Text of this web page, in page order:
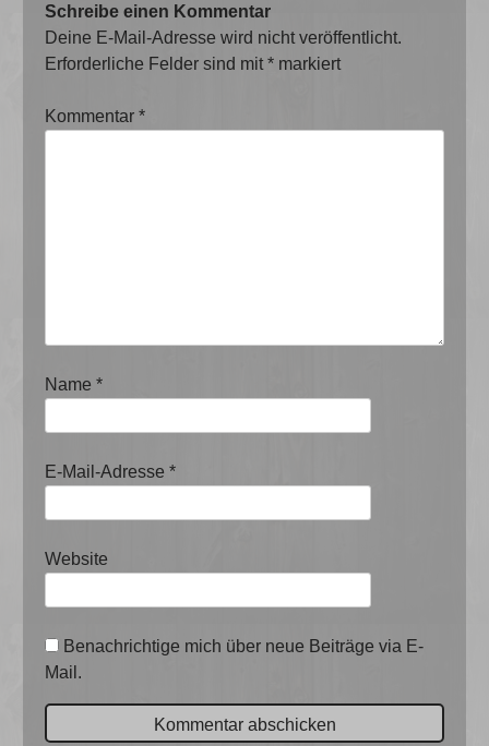
Schreibe einen Kommentar
Deine E-Mail-Adresse wird nicht veröffentlicht.
Erforderliche Felder sind mit* markiert
Kommentar*
Name*
E-Mail-Adresse*
Website
Benachrichtige mich über neue Beiträge via E-
Mail.